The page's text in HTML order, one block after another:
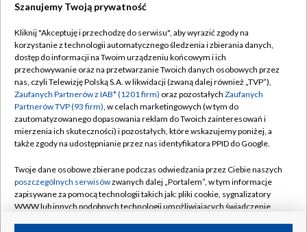
TVP
Abonament TVP
Emisja w TVP
Centrum informacji TVP
Naziemna Telewizja Cyfrowa
Rada Programowa
System NOS
Informacje o nadawcy
Regulamin TVP
Polityka prywatności
Moje zgody
Pomoc
Kontakt
Kanały
Szanujemy Twoją prywatność
Kliknij "Akceptuję i przechodzę do serwisu", aby wyrazić zgody na
korzystanie z technologii automatycznego śledzenia i zbierania danych,
dostęp do informacji na Twoim urządzeniu końcowym i ich
przechowywanie oraz na przetwarzanie Twoich danych osobowych przez
nas, czyli Telewizję Polską S.A. w likwidacji (zwaną dalej również „TVP”),
Zaufanych Partnerów z IAB* (1201 firm) oraz pozostałych Zaufanych
Partnerów TVP (93 firm), w celach marketingowych (w tym do
zautomatyzowanego dopasowania reklam do Twoich zainteresowań i
mierzenia ich skuteczności) i pozostałych, które wskazujemy poniżej, a
także zgody na udostępnianie przez nas identyfikatora PPID do Google.
Twoje dane osobowe zbierane podczas odwiedzania przez Ciebie naszych
poszczególnych serwisówzwanych dalej „Portalem”, w tym informacje
zapisywane za pomocą technologii takich jak: pliki cookie, sygnalizatory
WWW lub innych podobnych technologii umożliwiających świadczenie